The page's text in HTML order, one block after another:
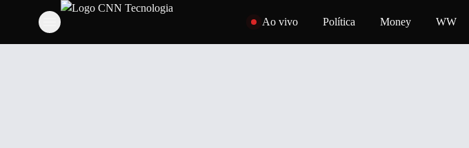
Pular para o conteúdo
Ao vivo Política Money WW